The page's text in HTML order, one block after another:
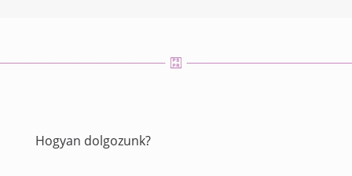
Hogyan dolgozunk?